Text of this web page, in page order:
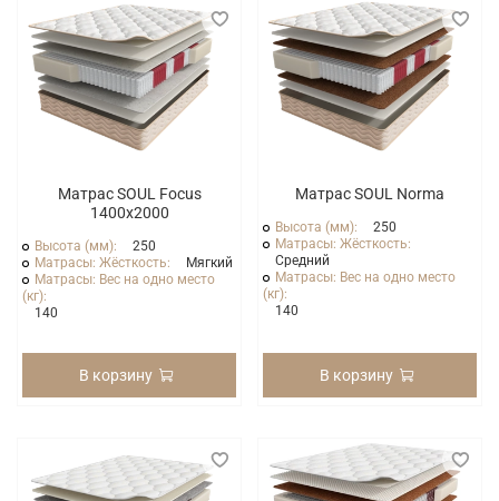
Матрас SOUL Focus
1400x2000
Высота (мм):
250
Матрасы: Жёсткость:
Мягкий
Матрасы: Вес на одно место
(кг):
140
В корзину
Матрас SOUL Norma
Высота (мм):
250
Матрасы: Жёсткость:
Средний
Матрасы: Вес на одно место
(кг):
140
В корзину